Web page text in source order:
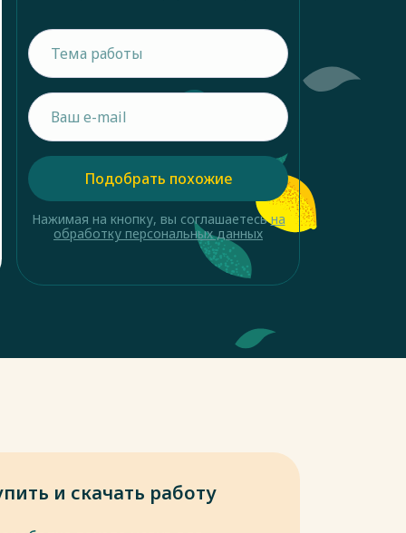
Подобрать похожие
Нажимая на кнопку, вы соглашаетесьна
обработку персональных данных
и скачать работу